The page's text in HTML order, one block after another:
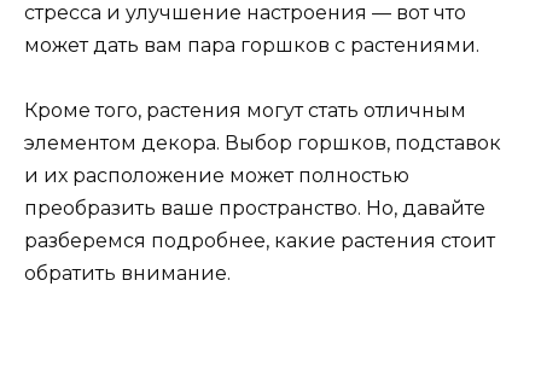
стресса и улучшение настроения — вот что
может дать вам пара горшков с растениями.
Кроме того, растения могут стать отличным
элементом декора. Выбор горшков, подставок
и их расположение может полностью
преобразить ваше пространство. Но, давайте
разберемся подробнее, какие растения стоит
обратить внимание.